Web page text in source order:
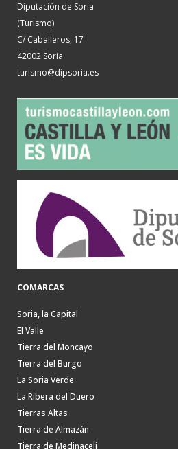
Diputación de Soria
(Turismo)
C/ Caballeros, 17
42002 Soria
turismo@dipsoria.es
COMARCAS
Soria, la Capital
El Valle
Tierra del Moncayo
Tierra del Burgo
La Soria Verde
La Ribera del Duero
Tierras Altas
Tierra de Almazán
Tierra de Medinaceli